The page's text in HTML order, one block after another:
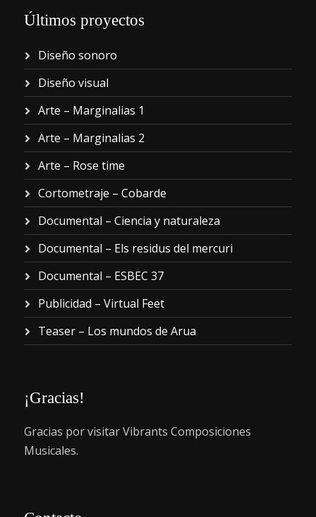
Últimos proyectos
Diseño sonoro
Diseño visual
Arte – Marginalias 1
Arte – Marginalias 2
Arte – Rose time
Cortometraje – Cobarde
Documental – Ciencia y naturaleza
Documental – Els residus del mercuri
Documental – ESBEC 37
Publicidad – Virtual Feet
Teaser – Los mundos de Arua
¡Gracias!
Gracias por visitar Vibrants Composiciones
Musicales.